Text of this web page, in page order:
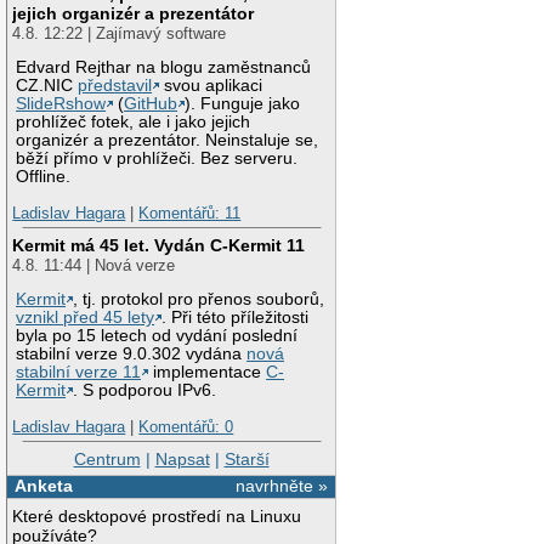
jejich organizér a prezentátor
4.8. 12:22 | Zajímavý software
Edvard Rejthar na blogu zaměstnanců
CZ.NIC představil
svou aplikaci
SlideRshow
(GitHub ). Funguje jako
prohlížeč fotek, ale i jako jejich
organizér a prezentátor. Neinstaluje se,
běží přímo v prohlížeči. Bez serveru.
Offline.
Ladislav Hagara| Komentářů: 11
Kermit má 45 let. Vydán C-Kermit 11
4.8. 11:44 | Nová verze
Kermit , tj. protokol pro přenos souborů,
vznikl před 45 lety . Při této příležitosti
byla po 15 letech od vydání poslední
stabilní verze 9.0.302 vydána nová
stabilní verze 11
implementaceC-
Kermit . S podporou IPv6.
Ladislav Hagara| Komentářů: 0
Centrum | Napsat| Starší
navrhněte »
Anketa
Které desktopové prostředí na Linuxu
používáte?